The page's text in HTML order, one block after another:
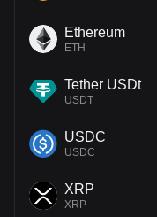
Ethereum
ETH
Tether USDt
USDT
USDC
USDC
XRP
XRP